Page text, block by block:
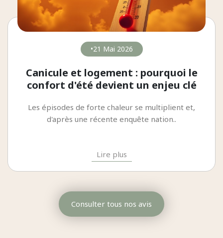
21 Mai 2026
Canicule et logement : pourquoi le
confort d'été devient un enjeu clé
Les épisodes de forte chaleur se multiplient et,
d'après une récente enquête nation..
Lire plus
Consulter tous nos avis